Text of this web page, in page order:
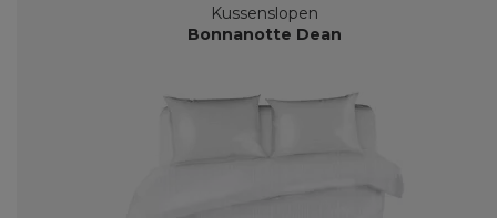
Kussenslopen
Bonnanotte Dean